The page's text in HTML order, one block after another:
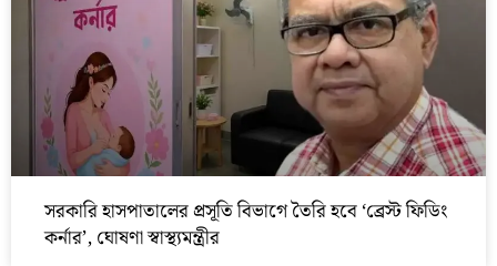
সরকারি হাসপাতালের প্রসূতি বিভাগে তৈরি হবে ‘ব্রেস্ট ফিডিং
কর্নার’, ঘোষণা স্বাস্থ্যমন্ত্রীর